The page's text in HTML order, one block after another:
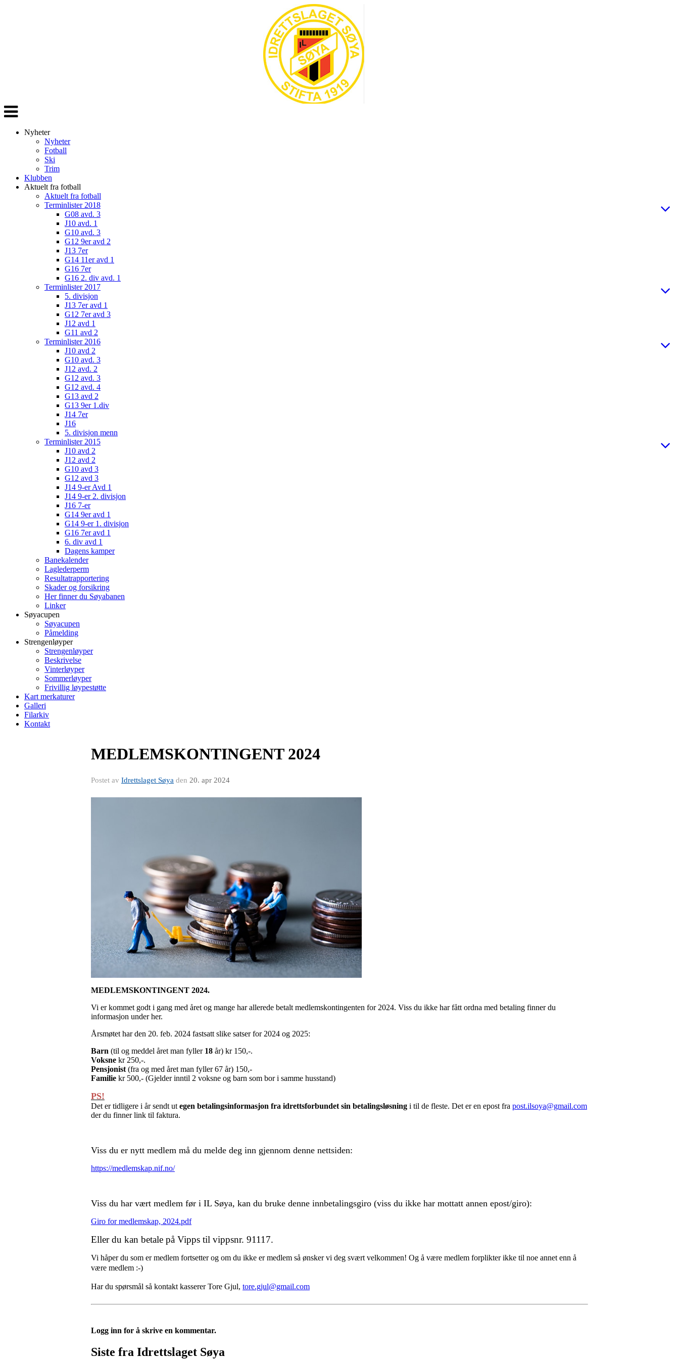
Veksle
navigasjon
Nyheter
Nyheter
Fotball
Ski
Trim
Klubben
Aktuelt fra fotball
Aktuelt fra fotball
Terminlister 2018
G08 avd. 3
J10 avd. 1
G10 avd. 3
G12 9er avd 2
J13 7er
G14 11er avd 1
G16 7er
G16 2. div avd. 1
Terminlister 2017
5. divisjon
J13 7er avd 1
G12 7er avd 3
J12 avd 1
G11 avd 2
Terminlister 2016
J10 avd 2
G10 avd. 3
J12 avd. 2
G12 avd. 3
G12 avd. 4
G13 avd 2
G13 9er 1.div
J14 7er
J16
5. divisjon menn
Terminlister 2015
J10 avd 2
J12 avd 2
G10 avd 3
G12 avd 3
J14 9-er Avd 1
J14 9-er 2. divisjon
J16 7-er
G14 9er avd 1
G14 9-er 1. divisjon
G16 7er avd 1
6. div avd 1
Dagens kamper
Banekalender
Laglederperm
Resultatrapportering
Skader og forsikring
Her finner du Søyabanen
Linker
Søyacupen
Søyacupen
Påmelding
Strengenløyper
Strengenløyper
Beskrivelse
Vinterløyper
Sommerløyper
Frivillig løypestøtte
Kart merkaturer
Galleri
Filarkiv
Kontakt
MEDLEMSKONTINGENT 2024
Postet av Idrettslaget Søya den 20. apr 2024
MEDLEMSKONTINGENT 2024.
Vi er kommet godt i gang med året og mange har allerede betalt medlemskontingenten for 2024. Viss du ikke har fått ordna med betaling finner du
informasjon under her.
Årsmøtet har den 20. feb. 2024 fastsatt slike satser for 2024 og 2025:
Barn (til og meddel året man fyller 18 år) kr 150,-.
Voksne kr 250,-.
Pensjonist (fra og med året man fyller 67 år) 150,-
Familie kr 500,- (Gjelder inntil 2 voksne og barn som bor i samme husstand)
PS!
Det er tidligere i år sendt ut egen betalingsinformasjon fra idrettsforbundet sin betalingsløsning i til de fleste. Det er en epost fra post.ilsoya@gmail.com
der du finner link til faktura.
Viss du er nytt medlem må du melde deg inn gjennom denne nettsiden:
https://medlemskap.nif.no/
Viss du har vært medlem før i IL Søya, kan du bruke denne innbetalingsgiro (viss du ikke har mottatt annen epost/giro):
Giro for medlemskap, 2024.pdf
Eller du kan betale på Vipps til vippsnr. 91117.
Vi håper du som er medlem fortsetter og om du ikke er medlem så ønsker vi deg svært velkommen! Og å være medlem forplikter ikke til noe annet enn å
være medlem :-)
Har du spørsmål så kontakt kasserer Tore Gjul, tore.gjul@gmail.com
Logg inn for å skrive en kommentar.
Siste fra Idrettslaget Søya